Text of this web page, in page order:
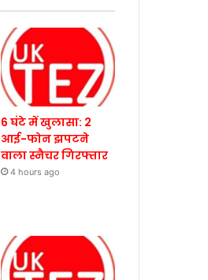
6 घंटे में खुलासा: 2
आई-फोन झपटने
वाला स्नैचर गिरफ्तार
4 hours ago